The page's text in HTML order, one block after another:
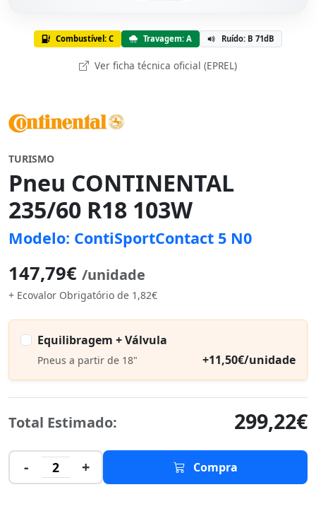
Combustível: C Travagem: A Ruído: B 71dB
Ver ficha técnica oficial (EPREL)
TURISMO
Pneu CONTINENTAL
235/60 R18 103W
Modelo: ContiSportContact 5 N0
147,79€ /unidade
+ Ecovalor Obrigatório de 1,82€
Equilibragem + Válvula
Pneus a partir de 18" +11,50€/unidade
Total Estimado: 299,22€
- 2 + Compra